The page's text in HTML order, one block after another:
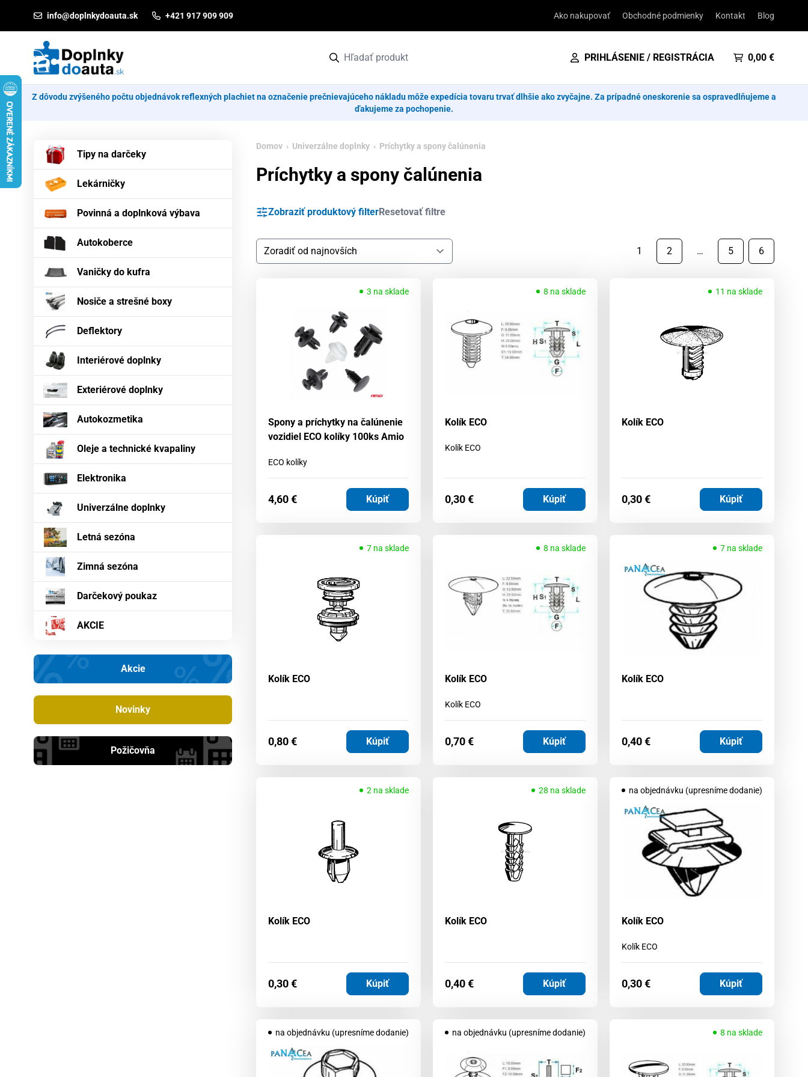
info@doplnkydoauta.sk +421 917 909 909 Ako nakupovať Obchodné podmienky Kontakt Blog
PRIHLÁSENIE / REGISTRÁCIA 0,00 €
Z dôvodu zvýšeného počtu objednávok reflexných plachiet na označenie prečnievajúceho nákladu môže expedícia tovaru trvať dlhšie ako zvyčajne. Za prípadné oneskorenie sa ospravedlňujeme a
ďakujeme za pochopenie.
Tipy na darčeky
Lekárničky
Povinná a doplnková výbava
Autokoberce
Vaničky do kufra
Nosiče a strešné boxy
Deflektory
Interiérové doplnky
Exteriérové doplnky
Autokozmetika
Oleje a technické kvapaliny
Elektronika
Univerzálne doplnky
Letná sezóna
Zimná sezóna
Darčekový poukaz
AKCIE
Akcie
Novinky
Požičovňa
Domov › Univerzálne doplnky › Príchytky a spony čalúnenia
Príchytky a spony čalúnenia
Zobraziť produktový filterResetovať filtre
1 2 … 5 6
3 na sklade
Spony a príchytky na čalúnenie
vozidiel ECO kolíky 100ks Amio
ECO kolíky
4,60€ Kúpiť
8 na sklade
Kolík ECO
Kolík ECO
0,30€ Kúpiť
11 na sklade
Kolík ECO
0,30€ Kúpiť
7 na sklade
Kolík ECO
0,80€ Kúpiť
8 na sklade
Kolík ECO
Kolík ECO
0,70€ Kúpiť
7 na sklade
Kolík ECO
0,40€ Kúpiť
2 na sklade
Kolík ECO
0,30€ Kúpiť
28 na sklade
Kolík ECO
0,40€ Kúpiť
na objednávku (upresníme dodanie)
Kolík ECO
Kolík ECO
0,30€ Kúpiť
na objednávku (upresníme dodanie) na objednávku (upresníme dodanie) 8 na sklade